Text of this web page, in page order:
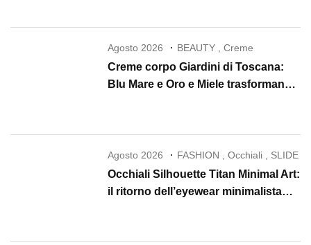
Agosto 2026 BEAUTY ,Creme
Creme corpo Giardini di Toscana:
Blu Mare e Oro e Miele trasformano
Agosto 2026 FASHION ,Occhiali SLIDE
Occhiali Silhouette Titan Minimal Art:
il ritorno dell’eyewear minimalista